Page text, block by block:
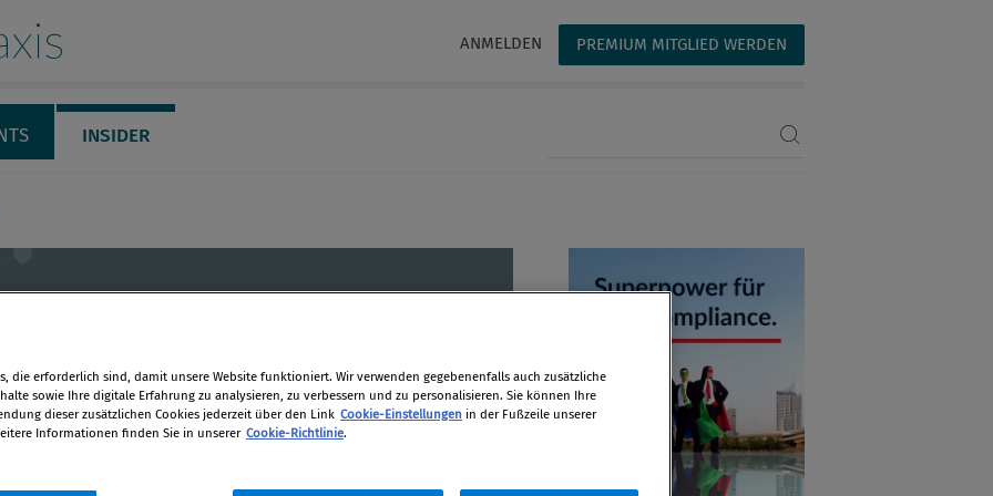
ANMELDEN PREMIUM MITGLIED WERDEN
INSIDER
die erforderlich sind, damit unsere Website funktioniert. Wir verwenden gegebenenfalls auch zusätzliche
sowie Ihre digitale Erfahrung zu analysieren, zu verbessern und zu personalisieren. Sie können Ihre
dieser zusätzlichen Cookies jederzeit über den Link Cookie-Einstellungen in der Fußzeile unserer
Informationen finden Sie in unserer Cookie-Richtlinie.